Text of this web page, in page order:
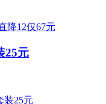
25元